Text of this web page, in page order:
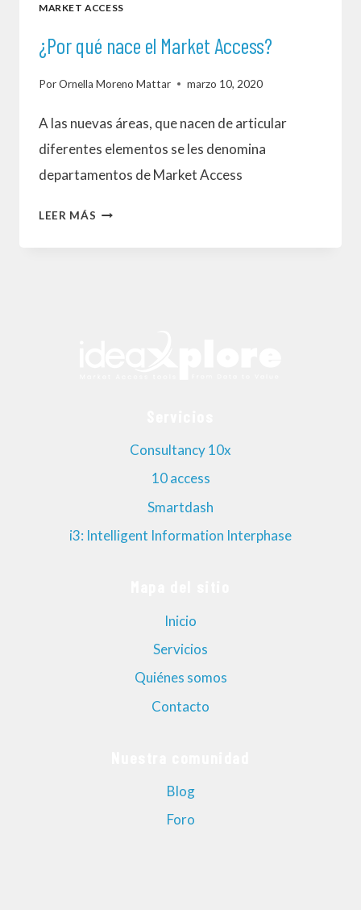
10
ELEMENTOS
MARKET ACCESS
¿Por qué nace el Market Access?
PorOrnella Moreno Mattar marzo 10, 2020
A las nuevas áreas, que nacen de articular
diferentes elementos se les denomina
departamentos de Market Access
LEER MÁS ¿POR
Consultancy 10x
10 access
Smartdash
i3: Intelligent Information Interphase
Inicio
Servicios
Quiénes somos
Contacto
Blog
Foro